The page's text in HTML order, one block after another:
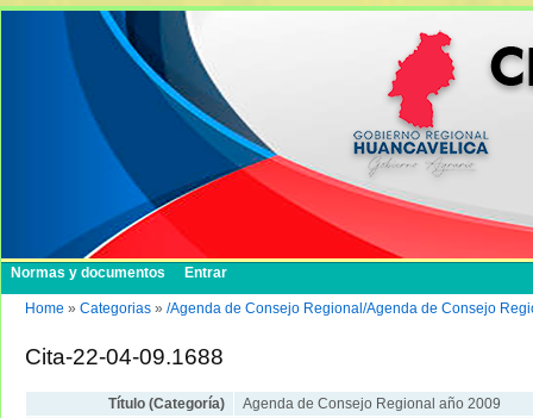
Normas y documentos Entrar
Home » Categorias » /Agenda de Consejo Regional/Agenda de Consejo
Cita-22-04-09.1688
Título (Categoría)
Agenda de Consejo Regional año 2009